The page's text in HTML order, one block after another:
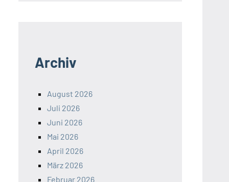
Archiv
August 2026
Juli 2026
Juni 2026
Mai 2026
April 2026
März 2026
Februar 2026